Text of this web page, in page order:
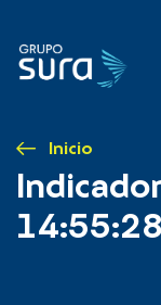
Inicio